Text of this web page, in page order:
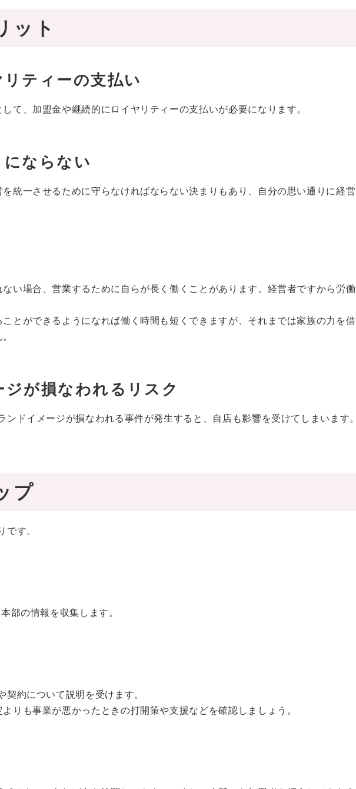
ット
ティーの支払い
て、加盟金や継続的にロイヤリティーの支払いが必要になります。
ならない
統一させるために守らなければならない決まりもあり、自分の思い通りに経
い場合、営業するために自らが長く働くことがあります。経営者ですから労
とができるようになれば働く時間も短くできますが、それまでは家族の力を
が損なわれるリスク
ンドイメージが損なわれる事件が発生すると、自店も影響を受けてしまいます
プ
です。
部の情報を収集します。
約について説明を受けます。
りも事業が悪かったときの打開策や支援などを確認しましょう。